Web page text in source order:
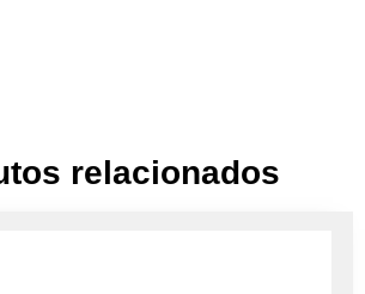
relacionados